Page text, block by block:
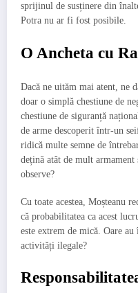
sprijinul de susținere din
Potra nu ar fi fost posibile.
O Ancheta cu
Dacă ne uităm mai atent, ne
doar o simplă chestiune de
chestiune de siguranță
de arme descoperit într-un
ridică multe semne de
dețină atât de mult
observe?
Cu toate acestea, Moșteanu
că probabilitatea ca acest
este extrem de mică. Oare
activități ilegale?